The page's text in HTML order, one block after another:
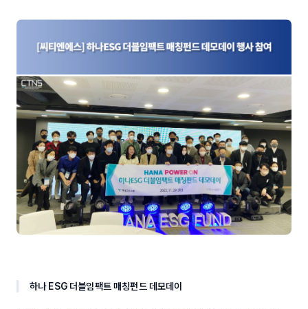
하나 ESG 더블임팩트 매칭펀드 데모데이